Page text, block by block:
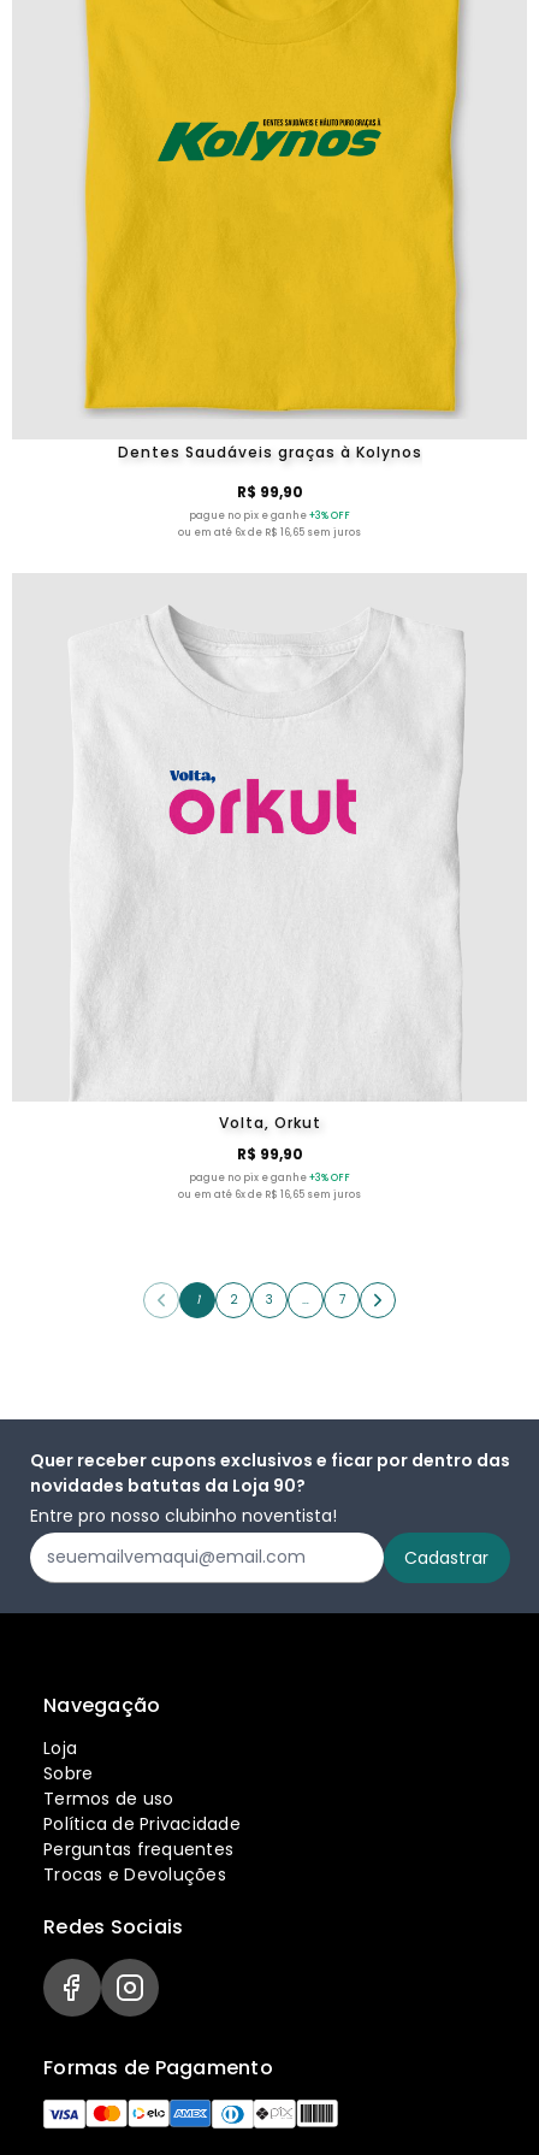
Dentes Saudáveis graças à Kolynos
R$ 99,90
pague no pix e ganhe+3% OFF
ou em até 6x de R$ 16,65 sem juros
Volta, Orkut
R$ 99,90
pague no pix e ganhe+3% OFF
ou em até 6x de R$ 16,65 sem juros
1 2 3 … 7
Quer receber cupons exclusivos e ficar por dentro das
novidades batutas da Loja 90?
Entre pro nosso clubinho noventista!
Navegação
Loja
Sobre
Termos de uso
Política de Privacidade
Perguntas frequentes
Trocas e Devoluções
Formas de Pagamento
Redes Sociais